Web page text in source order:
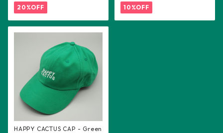
20%OFF 10%OFF
HAPPY CACTUS CAP - Green